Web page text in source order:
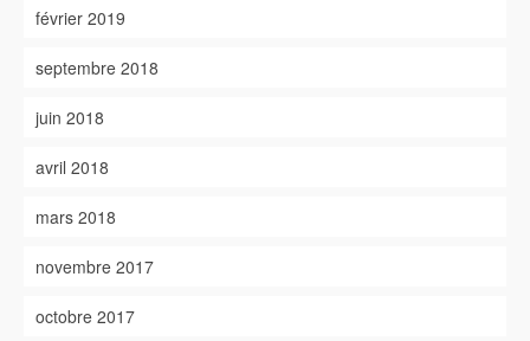
février 2019
septembre 2018
juin 2018
avril 2018
mars 2018
novembre 2017
octobre 2017